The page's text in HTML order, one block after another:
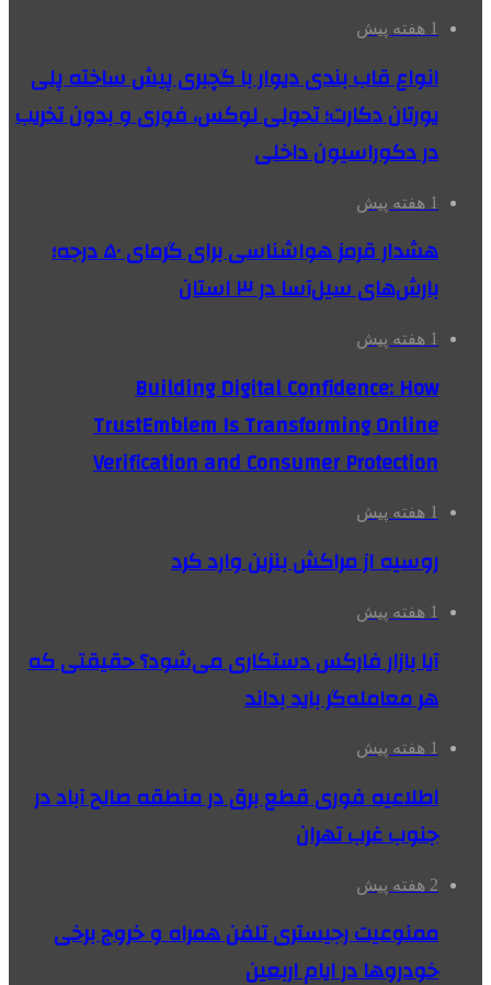
1 هفته پیش
انواع قاب بندی دیوار با گچبری پیش ساخته پلی
یورتان دکارت؛ تحولی لوکس، فوری و بدون تخریب
در دکوراسیون داخلی
1 هفته پیش
هشدار قرمز هواشناسی برای گرمای ۵۰ درجه؛
بارش‌های سیل‌آسا در ۳ استان
1 هفته پیش
Building Digital Confidence: How
TrustEmblem Is Transforming Online
Verification and Consumer Protection
1 هفته پیش
روسیه از مراکش بنزین وارد کرد
1 هفته پیش
آیا بازار فارکس دستکاری می‌شود؟ حقیقتی که
هر معامله‌گر باید بداند
1 هفته پیش
اطلاعیه فوری قطع برق در منطقه صالح آباد در
جنوب غرب تهران
2 هفته پیش
ممنوعیت رجیستری تلفن همراه و خروج برخی
خودروها در ایام اربعین